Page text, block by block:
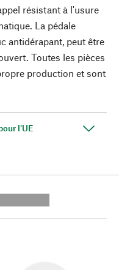
résistant à l'usure
La pédale
antidérapant, peut être
Toutes les pièces
production et sont
l'UE